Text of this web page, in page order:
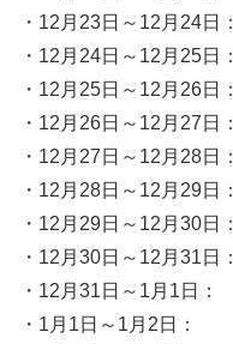
・12月23日～12月24日：
・12月24日～12月25日：
・12月25日～12月26日：
・12月26日～12月27日：
・12月27日～12月28日：
・12月28日～12月29日：
・12月29日～12月30日：
・12月30日～12月31日：
・12月31日～1月1日：
・1月1日～1月2日：